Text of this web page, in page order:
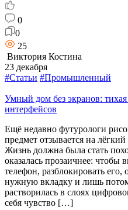
0
0
25
Виктория Костина
23 декабря
#Статьи #Промышленный
Умный дом без экранов:
интерфейсов
Ещё недавно футурологи
предмет отзывается на
Жизнь должна была стать
оказалась прозаичнее: чтобы
телефон, разблокировать
нужную вкладку и лишь
растворилась в слоях
себя чувство […]